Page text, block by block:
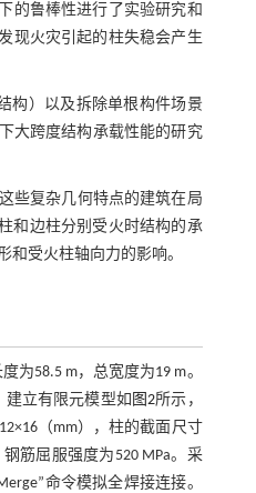
的鲁棒性进行了实验研究和
现火灾引起的柱失稳会产生
构）以及拆除单根构件场景
大跨度结构承载性能的研究
些复杂几何特点的建筑在局
和边柱分别受火时结构的承
受火柱轴向力的影响。
为58.5 m，总宽度为19 m。
建立有限元模型如 图2所示，
（mm），柱的截面尺寸
筋屈服强度为520 MPa。采
命令模拟全焊接连接。